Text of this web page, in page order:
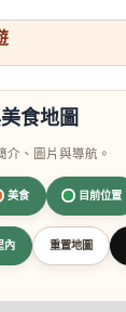
食地圖
介、圖片與導航。
美食 目前位置
內 重置地圖